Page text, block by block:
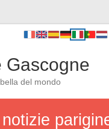
Gascogne
del mondo